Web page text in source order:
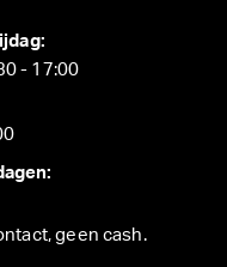
- 17:00
geen cash.